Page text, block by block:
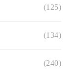
(125)
(134)
(240)